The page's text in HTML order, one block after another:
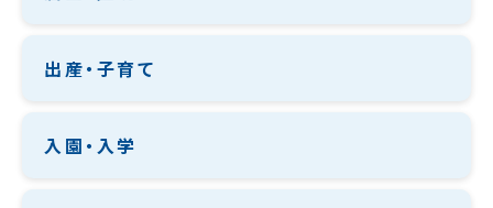
出産・子育て
入園・入学